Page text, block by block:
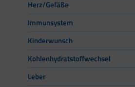
Herz/Gefäße
Immunsystem
Kinderwunsch
Kohlenhydratstoffwechsel
Leber